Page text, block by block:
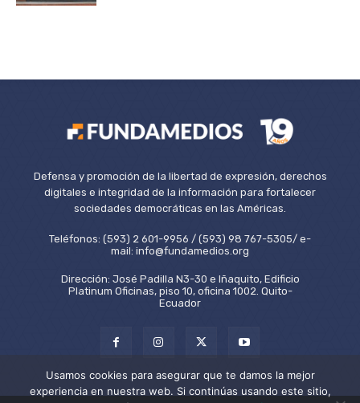
Defensa y promoción de la libertad de expresión, derechos
digitales e integridad de la información para fortalecer
sociedades democráticas en las Américas.
Teléfonos: (593) 2 601-9956 / (593) 98 767-5305/ e-
mail: info@fundamedios.org
Dirección: José Padilla N3-30 e Iñaquito, Edificio
Platinum Oficinas, piso 10, oficina 1002. Quito-
Ecuador
Usamos cookies para asegurar que te damos la mejor
experiencia en nuestra web. Si continúas usando este sitio,